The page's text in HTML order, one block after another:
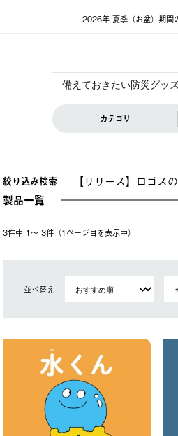
2026年 夏季（お盆）期間
カテゴリ
絞り込み検索 【リリース】ロゴス
製品一覧
3件中 1〜 3件（1ページ⽬を表⽰中）
並べ替え